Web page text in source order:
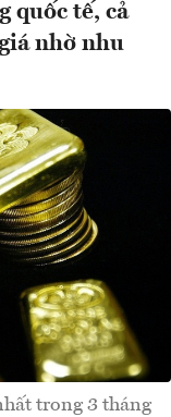
quốc tế, cả
nhờ nhu
trong 3 tháng